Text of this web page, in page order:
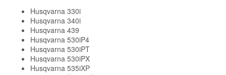
Husqvarna 330i
Husqvarna 340i
Husqvarna 439
Husqvarna 530iP4
Husqvarna 530iPT
Husqvarna 530iPX
Husqvarna 535iXP